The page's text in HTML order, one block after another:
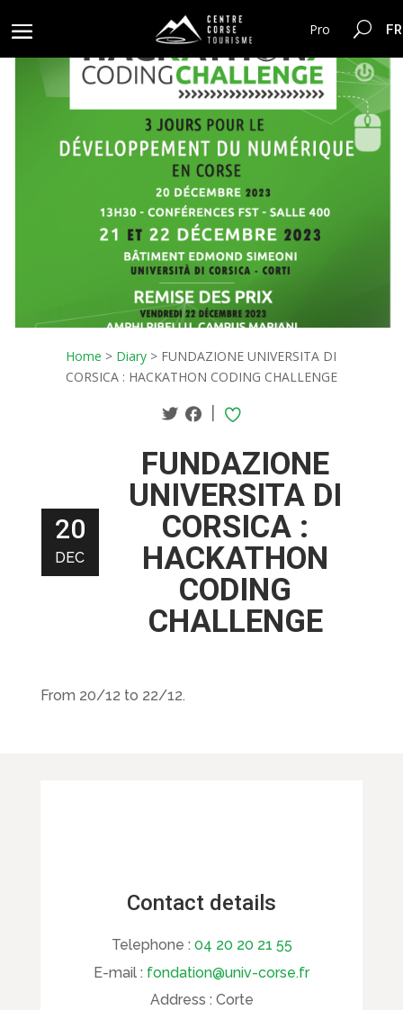
Pro
Home > Diary > FUNDAZIONE UNIVERSITA DI
CORSICA : HACKATHON CODING CHALLENGE
|
20
DEC
FUNDAZIONE
UNIVERSITA DI
CORSICA :
HACKATHON
CODING
CHALLENGE
From 20/12 to 22/12.
Contact details
Telephone : 04 20 20 21 55
E-mail : fondation@univ-corse.fr
Address : Corte